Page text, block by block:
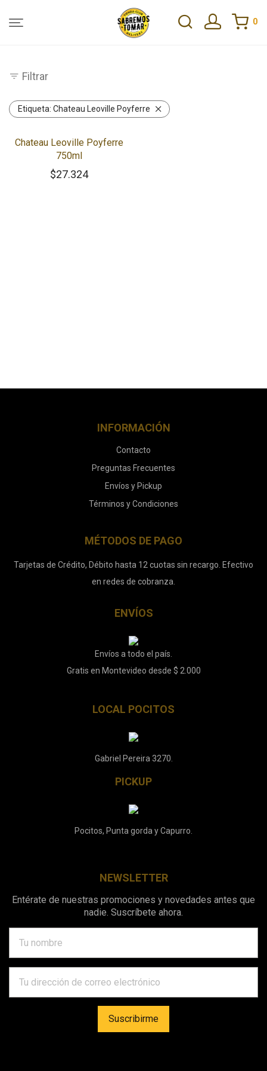
0
Filtrar
Etiqueta: Chateau Leoville Poyferre
Chateau Leoville Poyferre
750ml
$27.324
INFORMACIÓN
Contacto
Preguntas Frecuentes
Envíos y Pickup
Términos y Condiciones
MÉTODOS DE PAGO
Tarjetas de Crédito, Débito hasta 12 cuotas sin recargo. Efectivo
en redes de cobranza.
ENVÍOS
Envíos a todo el país.
Gratis en Montevideo desde $ 2.000
LOCAL POCITOS
Gabriel Pereira 3270.
PICKUP
Pocitos, Punta gorda y Capurro.
NEWSLETTER
Entérate de nuestras promociones y novedades antes que
nadie. Suscríbete ahora.